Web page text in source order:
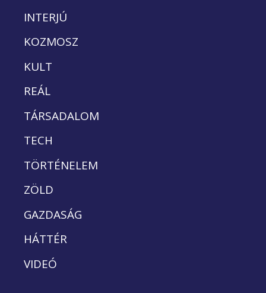
INTERJÚ
KOZMOSZ
KULT
REÁL
TÁRSADALOM
TECH
TÖRTÉNELEM
ZÖLD
GAZDASÁG
HÁTTÉR
VIDEÓ